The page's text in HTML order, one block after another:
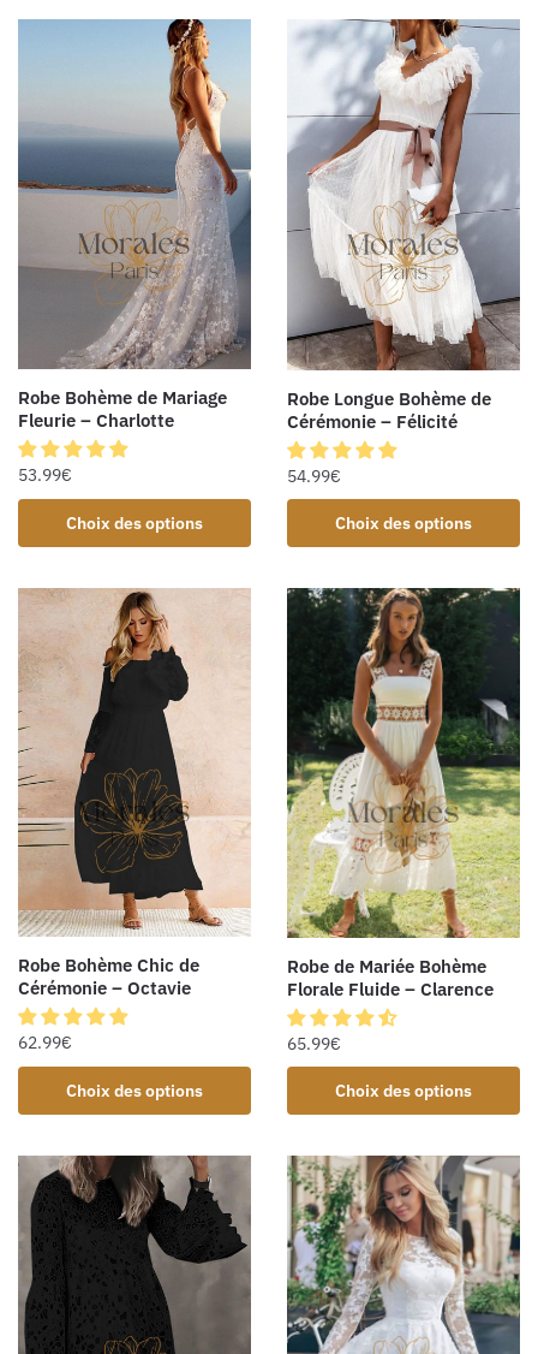
Robe Bohème de Mariage
Fleurie – Charlotte
53.99€
Choix des options
Robe Longue Bohème de
Cérémonie – Félicité
54.99€
Choix des options
Robe Bohème Chic de
Cérémonie – Octavie
62.99€
Choix des options
Robe de Mariée Bohème
Florale Fluide – Clarence
65.99€
Choix des options